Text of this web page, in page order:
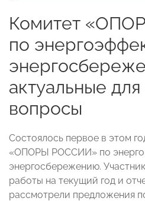
Комитет
по
актуальные
вопросы
Состоялось первое в этом
«ОПОРЫ РОССИИ» по
энергосбережению.
работы на текущий год и
рассмотрели предложения